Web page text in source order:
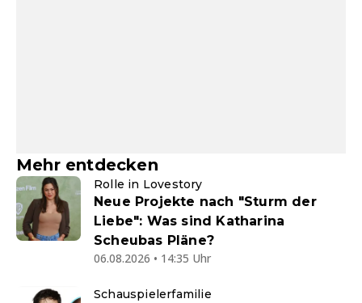
Mehr entdecken
Rolle in Lovestory
Neue Projekte nach "Sturm der
Liebe": Was sind Katharina
Scheubas Pläne?
06.08.2026 • 14:35 Uhr
Schauspielerfamilie